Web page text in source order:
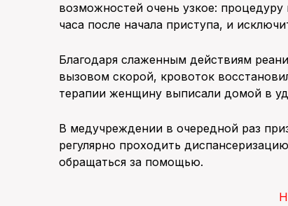
возможностей очень узкое:
часа после начала приступа, и
Благодаря слаженным действиям
вызовом скорой, кровоток
терапии женщину выписали домой в
В медучреждении в очередной раз
регулярно проходить
обращаться за помощью.